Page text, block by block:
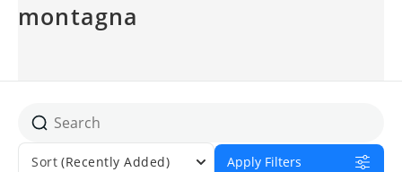
montagna
Sort (Recently Added) Apply Filters